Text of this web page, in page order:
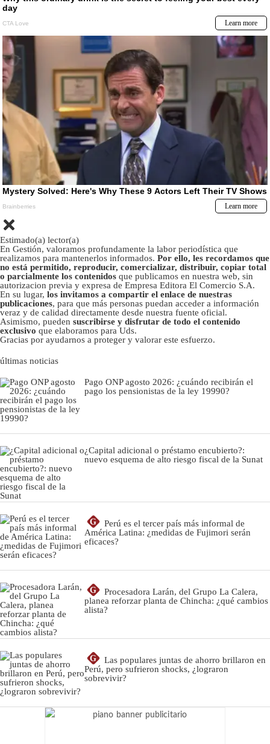
Estimado(a) lector(a)
En Gestión, valoramos profundamente la labor periodística que
realizamos para mantenerlos informados. Por ello, les recordamos que
no está permitido, reproducir, comercializar, distribuir, copiar total
o parcialmente los contenidos que publicamos en nuestra web, sin
autorizacion previa y expresa de Empresa Editora El Comercio S.A.
En su lugar, los invitamos a compartir el enlace de nuestras
publicaciones, para que más personas puedan acceder a información
veraz y de calidad directamente desde nuestra fuente oficial.
Asimismo, pueden suscribirse y disfrutar de todo el contenido
exclusivo que elaboramos para Uds.
Gracias por ayudarnos a proteger y valorar este esfuerzo.
últimas noticias
Pago ONP agosto 2026: ¿cuándo recibirán el
pago los pensionistas de la ley 19990?
¿Capital adicional o préstamo encubierto?:
nuevo esquema de alto riesgo fiscal de la Sunat
G
Perú es el tercer país más informal de
América Latina: ¿medidas de Fujimori serán
eficaces?
G
Procesadora Larán, del Grupo La Calera,
planea reforzar planta de Chincha: ¿qué cambios
alista?
G
Las populares juntas de ahorro brillaron en
Perú, pero sufrieron shocks, ¿lograron
sobrevivir?